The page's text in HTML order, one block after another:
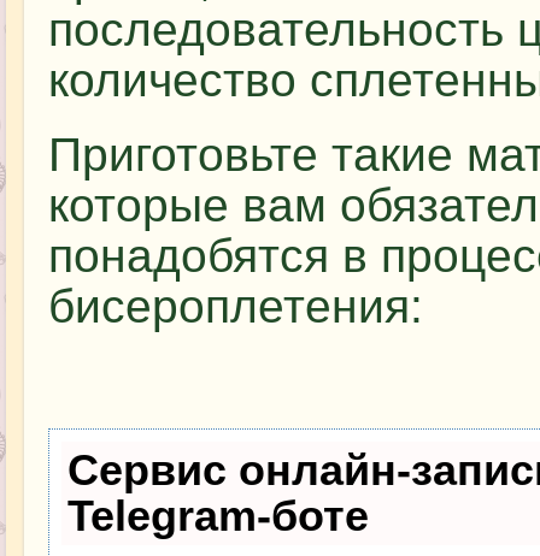
последовательность
количество
Приготовьте такие
которые вам
понадобятся в
бисероплетения:
Сервис онлайн-
Telegram-боте